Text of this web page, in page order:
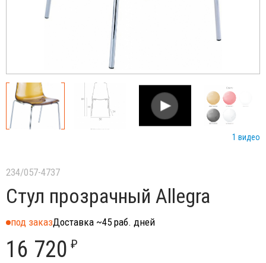
1 видео
234/057-4737
Стул прозрачный Allegra
под заказДоставка ~45 раб. дней
16 720 ₽